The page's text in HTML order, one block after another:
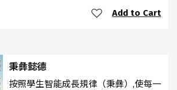
Add to Cart
秉彝懿德
按照學生智能成長規律（秉彝）,使每一